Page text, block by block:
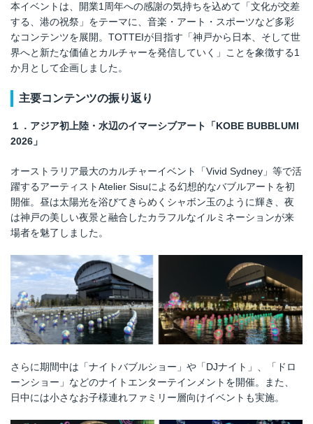
本イベントは、開業1周年への感謝の気持ちを込めて「文化が交差
する、港の祝祭」をテーマに、音楽・アート・スポーツなど多彩
なコンテンツを展開。TOTTEIが目指す「神戸から日本、そして世
界へと新たな価値とカルチャーを発信していく」ことを象徴する1
か月として企画しました。
主要コンテンツの振り返り
１．アジア初上陸・水辺のイマーシブアート「KOBE BUBBLUMI
2026」
オーストラリア最大のカルチャーイベント「Vivid Sydney」等で活
躍するアーティストAtelier Sisuによる幻想的なバブルアートを初
開催。昼は太陽光を浴びてきらめくシャボン玉のように輝き、夜
は神戸の美しい夜景と融合したカラフルなイルミネーションが来
場者を魅了しました。
さらに期間中は「ナイトバブルショー」や「DJナイト」、「ドロ
ーンショー」などのナイトエンターテインメントを開催。また、
日中には小さなお子様連れファミリー層向けイベントも実施。